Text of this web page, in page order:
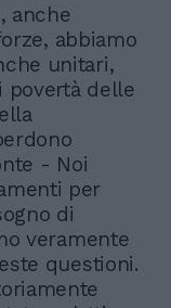
anche
abbiamo
unitari,
povertà delle
- Noi
per
di
veramente
questioni.